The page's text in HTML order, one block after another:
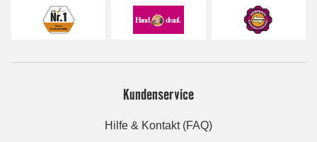
Kundenservice
Hilfe & Kontakt (FAQ)